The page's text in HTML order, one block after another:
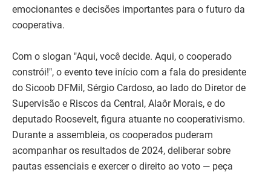
emocionantes e decisões importantes para o futuro da
cooperativa.
Com o slogan "Aqui, você decide. Aqui, o cooperado
constrói!", o evento teve início com a fala do presidente
do Sicoob DFMil, Sérgio Cardoso, ao lado do Diretor de
Supervisão e Riscos da Central, Alaôr Morais, e do
deputado Roosevelt, figura atuante no cooperativismo.
Durante a assembleia, os cooperados puderam
acompanhar os resultados de 2024, deliberar sobre
pautas essenciais e exercer o direito ao voto — peça